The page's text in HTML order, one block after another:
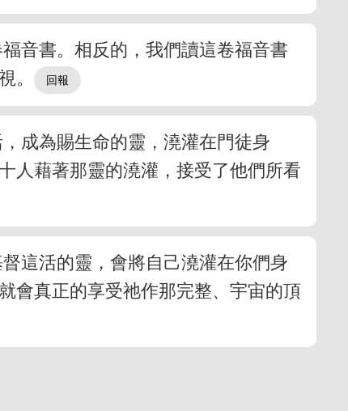
音書。相反的，我們讀這卷福音書
。
成為賜生命的靈，澆灌在門徒身
人藉著那靈的澆灌，接受了他們所看
這活的靈，會將自己澆灌在你們身
會真正的享受祂作那完整、宇宙的頂